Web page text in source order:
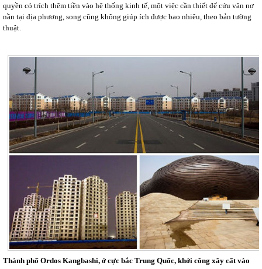
quyền có trích thêm tiền vào hệ thống kinh tế, một việc cần thiết để cứu vãn nợ
nần tại địa phương, song cũng không giúp ích được bao nhiêu, theo bản tường
thuật.
Thành phố Ordos Kangbashi, ở cực bắc Trung Quốc, khởi công xây cất vào